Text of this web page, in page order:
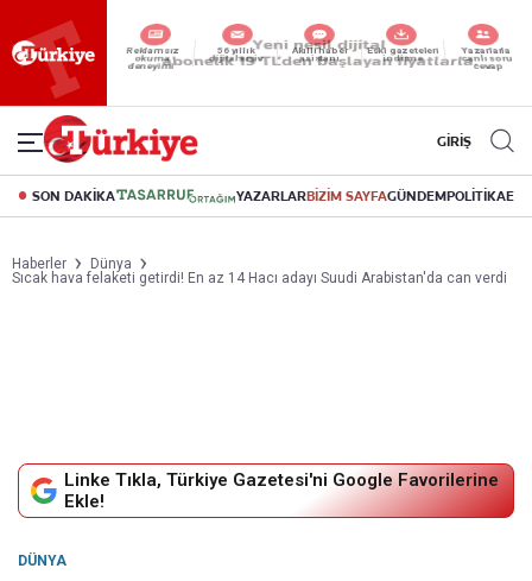
Reklamsız
okuma
deneyimi
56 yıllık
dijital arşiv
Akıllı haber
asistanı
Eski gazeteleri
indirme
Yazarlarla
canlı soru
cevap
GİRİŞ
SON DAKİKA YAZARLARBİZİM SAYFAGÜNDEMPOLİTİKA
Haberler
Dünya
Sıcak hava felaketi getirdi! En az 14 Hacı adayı Suudi Arabistan'da can verdi
Linke Tıkla, Türkiye Gazetesi'ni Google Favorilerine
Ekle!
DÜNYA